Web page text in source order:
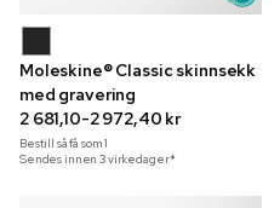
Moleskine® Classic skinnsekk
med gravering
2 681,10-2 972,40 kr
Bestill så få som1
Sendes innen 3 virkedager*